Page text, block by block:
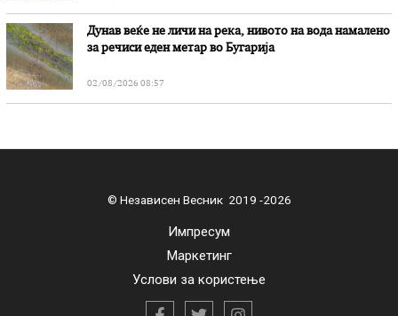
Дунав веќе не личи на река, нивото на вода намалено
за речиси еден метар во Бугарија
02/08/2026 08:57
© Независен Весник 2019 -2026
Импресум
Маркетинг
Услови за користење